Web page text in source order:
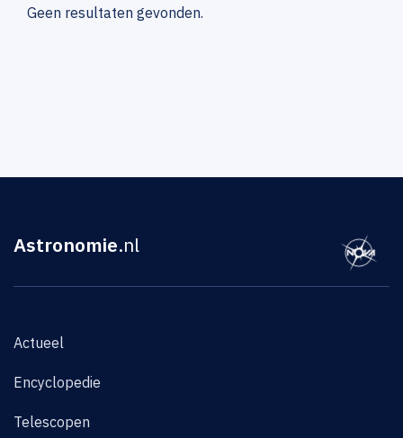
Geen resultaten gevonden.
Astronomie.nl
Actueel
Encyclopedie
Telescopen